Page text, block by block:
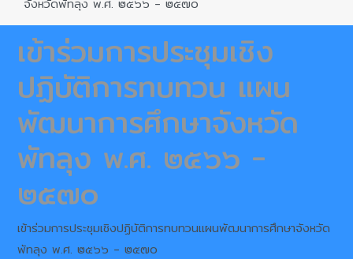
จังหวัดพัทลุง พ.ศ. ๒๕๖๖ - ๒๕๗๐
เข้าร่วมการประชุมเชิง
ปฏิบัติการทบทวน แผน
พัฒนาการศึกษาจังหวัด
พัทลุง พ.ศ. ๒๕๖๖ -
๒๕๗๐
เข้าร่วมการประชุมเชิงปฏิบัติการทบทวนแผนพัฒนาการศึกษาจังหวัด
พัทลุง พ.ศ. ๒๕๖๖ - ๒๕๗๐